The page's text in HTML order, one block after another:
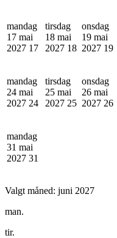
mandag
17 mai
2027 17
tirsdag
18 mai
2027 18
onsdag
19 mai
2027 19
mandag
24 mai
2027 24
tirsdag
25 mai
2027 25
onsdag
26 mai
2027 26
mandag
31 mai
2027 31
Valgt måned: juni 2027
man.
tir.